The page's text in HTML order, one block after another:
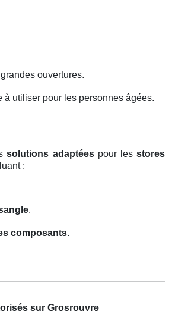
ouvertures.
à utiliser pour les personnes âgées.
solutions adaptéespour lesstores
:
.
composants.
sur Grosrouvre